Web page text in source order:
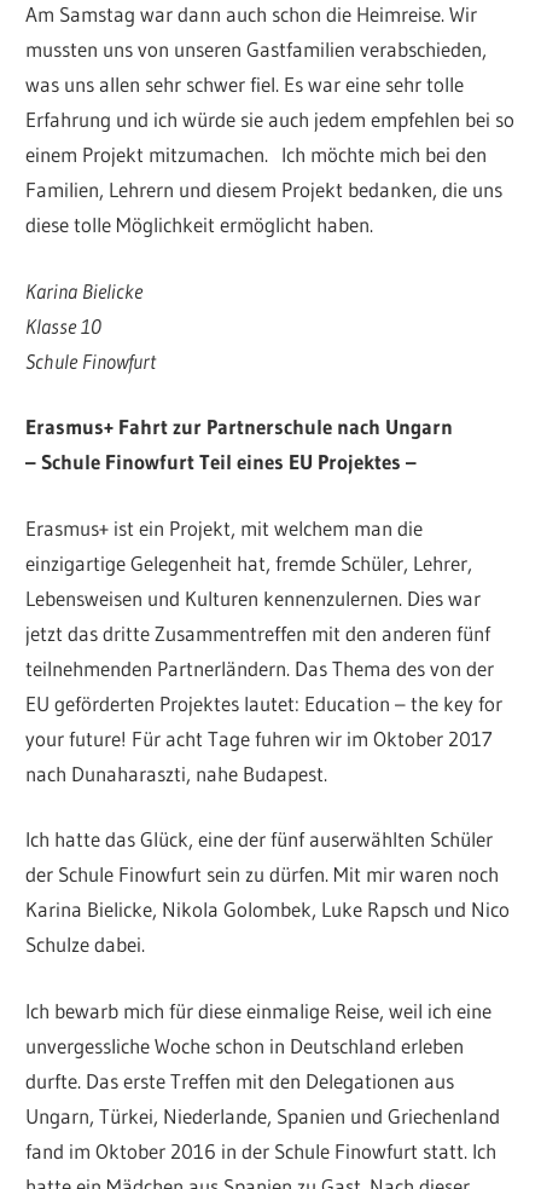
Am Samstag war dann auch schon die Heimreise. Wir
mussten uns von unseren Gastfamilien verabschieden,
was uns allen sehr schwer fiel. Es war eine sehr tolle
Erfahrung und ich würde sie auch jedem empfehlen bei so
einem Projekt mitzumachen. Ich möchte mich bei den
Familien, Lehrern und diesem Projekt bedanken, die uns
diese tolle Möglichkeit ermöglicht haben.
Karina Bielicke
Klasse 10
Schule Finowfurt
Erasmus+ Fahrt zur Partnerschule nach Ungarn
– Schule Finowfurt Teil eines EU Projektes –
Erasmus+ ist ein Projekt, mit welchem man die
einzigartige Gelegenheit hat, fremde Schüler, Lehrer,
Lebensweisen und Kulturen kennenzulernen. Dies war
jetzt das dritte Zusammentreffen mit den anderen fünf
teilnehmenden Partnerländern. Das Thema des von der
EU geförderten Projektes lautet: Education – the key for
your future! Für acht Tage fuhren wir im Oktober 2017
nach Dunaharaszti, nahe Budapest.
Ich hatte das Glück, eine der fünf auserwählten Schüler
der Schule Finowfurt sein zu dürfen. Mit mir waren noch
Karina Bielicke, Nikola Golombek, Luke Rapsch und Nico
Schulze dabei.
Ich bewarb mich für diese einmalige Reise, weil ich eine
unvergessliche Woche schon in Deutschland erleben
durfte. Das erste Treffen mit den Delegationen aus
Ungarn, Türkei, Niederlande, Spanien und Griechenland
fand im Oktober 2016 in der Schule Finowfurt statt. Ich